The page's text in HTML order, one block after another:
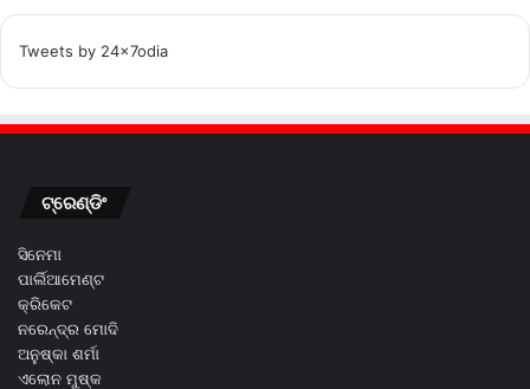
Tweets by 24x7odia
ଟ୍ରେଣ୍ଡିଂ
ସିନେମା
ପାର୍ଲିଆମେଣ୍ଟ
କ୍ରିକେଟ
ନରେନ୍ଦ୍ର ମୋଦି
ଅନୁଷ୍କା ଶର୍ମା
ଏଲୋନ ମୁଷ୍କ